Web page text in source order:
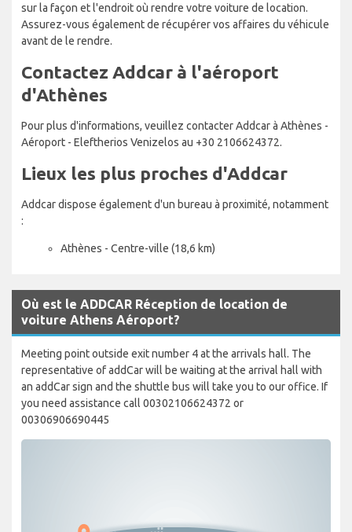
sur la façon et l'endroit où rendre votre voiture de location.
Assurez-vous également de récupérer vos affaires du véhicule
avant de le rendre.
Contactez Addcar à l'aéroport
d'Athènes
Pour plus d'informations, veuillez contacter Addcar à Athènes -
Aéroport - Eleftherios Venizelos au +30 2106624372.
Lieux les plus proches d'Addcar
Addcar dispose également d'un bureau à proximité, notamment
:
Athènes - Centre-ville (18,6 km)
Où est le ADDCAR Réception de location de
voiture Athens Aéroport?
Meeting point outside exit number 4 at the arrivals hall. The
representative of addCar will be waiting at the arrival hall with
an addCar sign and the shuttle bus will take you to our office. If
you need assistance call 00302106624372 or
00306906690445